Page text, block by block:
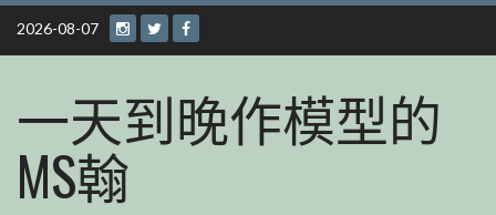
Skip
content
2026-08-07
一天到晚作模型的
MS翰